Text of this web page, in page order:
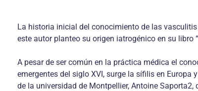
La historia inicial del conocimiento de las
este autor planteo su origen iatrogénico en su libro
A pesar de ser común en la práctica médica el
emergentes del siglo XVI, surge la sífilis en
de la universidad de Montpellier, Antoine